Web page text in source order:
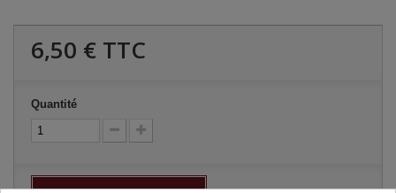
6,50 € TTC
Quantité